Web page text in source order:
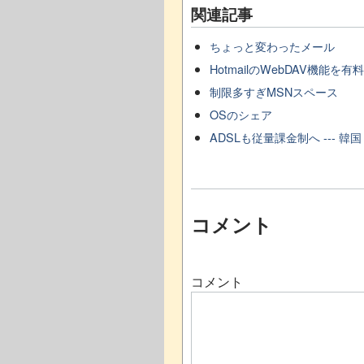
関連記事
ちょっと変わったメール
HotmailのWebDAV機能を有
制限多すぎMSNスペース
OSのシェア
ADSLも従量課金制へ --- 韓国
コメント
コメント